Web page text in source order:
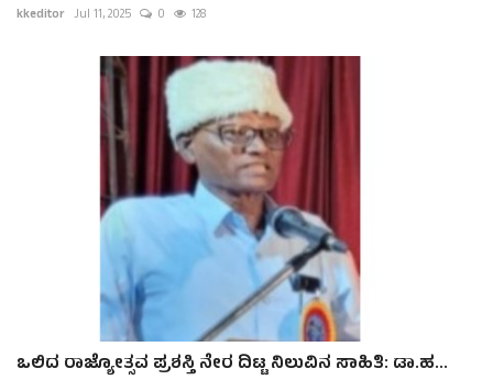
kkeditor Jul 11, 2025 0 128
ಒಲಿದ ರಾಜ್ಯೋತ್ಸವ ಪ್ರಶಸ್ತಿ ನೇರ ದಿಟ್ಟ ನಿಲುವಿನ ಸಾಹಿತಿ: ಡಾ.ಹ...